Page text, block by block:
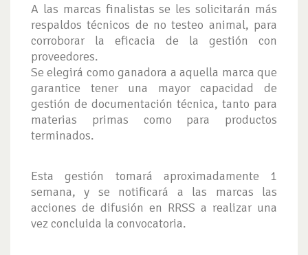
A las marcas finalistas se les solicitarán más
respaldos técnicos de no testeo animal, para
corroborar la eficacia de la gestión con
proveedores.
Se elegirá como ganadora a aquella marca que
garantice tener una mayor capacidad de
gestión de documentación técnica, tanto para
materias primas como para productos
terminados.
Esta gestión tomará aproximadamente 1
semana, y se notificará a las marcas las
acciones de difusión en RRSS a realizar una
vez concluida la convocatoria.